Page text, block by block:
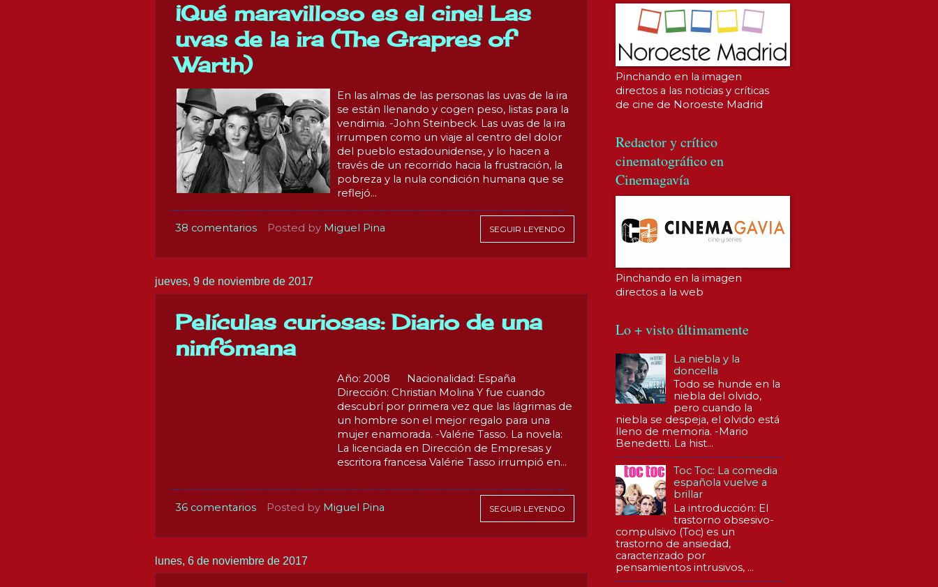
¡Qué maravilloso es el cine! Las
uvas de la ira (The Grapres of
Warth)
En las almas de las personas las uvas de la ira
se están llenando y cogen peso, listas para la
vendimia. -John Steinbeck. Las uvas de la ira
irrumpen como un viaje al centro del dolor
del pueblo estadounidense, y lo hacen a
través de un recorrido hacia la frustración, la
pobreza y la nula condición humana que se
reflejó...
Posted by Miguel Pina
38 comentarios SEGUIR LEYENDO
jueves, 9 de noviembre de 2017
Películas curiosas: Diario de una
ninfómana
Año: 2008 Nacionalidad: España
Dirección: Christian Molina Y fue cuando
descubrí por primera vez que las lágrimas de
un hombre son el mejor regalo para una
mujer enamorada. -Valérie Tasso. La novela:
La licenciada en Dirección de Empresas y
escritora francesa Valérie Tasso irrumpió en...
Posted by Miguel Pina
36 comentarios SEGUIR LEYENDO
lunes, 6 de noviembre de 2017
Pinchando en la imagen
directos a las noticias y críticas
de cine de Noroeste Madrid
Redactor y crítico
cinematográfico en
Cinemagavía
Pinchando en la imagen
directos a la web
Lo + visto últimamente
La niebla y la
doncella
Todo se hunde en la
niebla del olvido,
pero cuando la
niebla se despeja, el olvido está
lleno de memoria. -Mario
Benedetti. La hist...
Toc Toc: La comedia
española vuelve a
brillar
La introducción: El
trastorno obsesivo-
compulsivo (Toc) es un
trastorno de ansiedad,
caracterizado por
pensamientos intrusivos, ...